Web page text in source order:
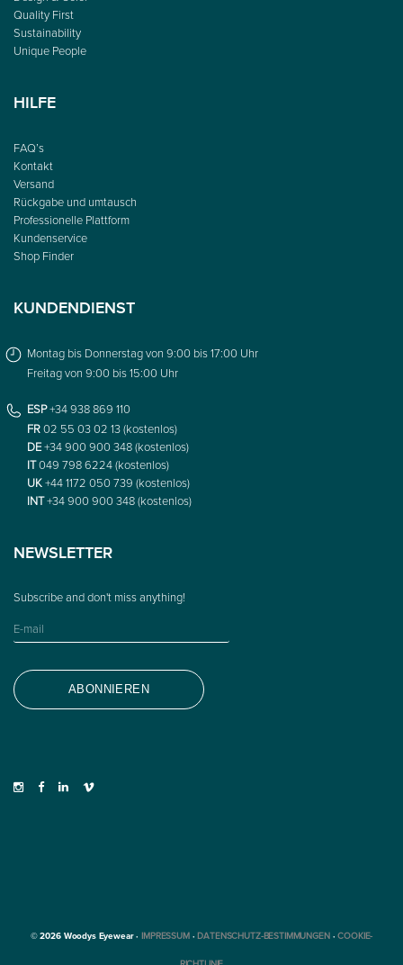
Quality First
Sustainability
Unique People
HILFE
FAQ’s
Kontakt
Versand
Rückgabe und umtausch
Professionelle Plattform
Kundenservice
Shop Finder
KUNDENDIENST
Montag bis Donnerstag von 9:00 bis 17:00 Uhr
Freitag von 9:00 bis 15:00 Uhr
ESP+34 938 869 110
FR02 55 03 02 13 (kostenlos)
DE+34 900 900 348 (kostenlos)
IT049 798 6224 (kostenlos)
UK+44 1172 050 739 (kostenlos)
INT+34 900 900 348 (kostenlos)
NEWSLETTER
© 2026 Woodys Eyewear ·IMPRESSUM ·DATENSCHUTZ-BESTIMMUNGEN·COOKIE-